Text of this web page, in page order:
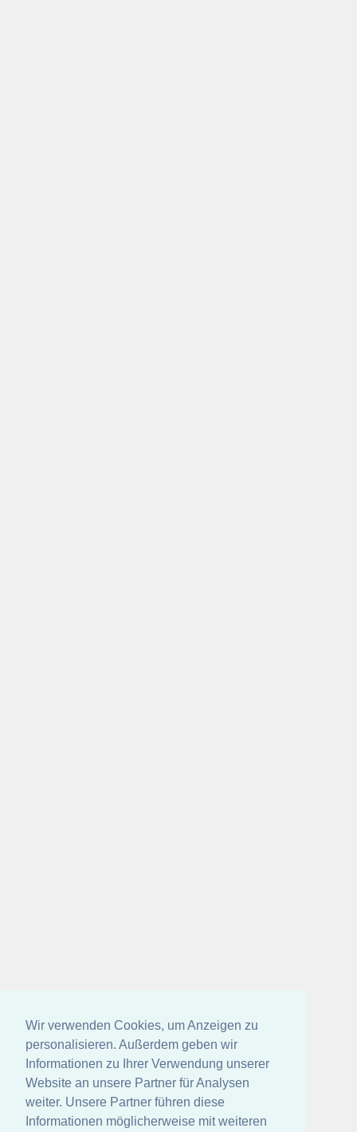
Wir verwenden Cookies, um Anzeigen zu
personalisieren. Außerdem geben wir
Informationen zu Ihrer Verwendung unserer
Website an unsere Partner für Analysen
weiter. Unsere Partner führen diese
Informationen möglicherweise mit weiteren